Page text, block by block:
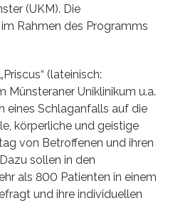
(UKM). Die
Rahmen des Programms
(lateinisch:
Münsteraner Uniklinikum u.a.
eines Schlaganfalls auf die
körperliche und geistige
von Betroffenen und ihren
sollen in den
als 800 Patienten in einem
und ihre individuellen